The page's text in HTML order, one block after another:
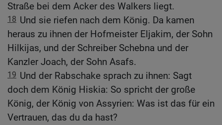
Straße bei dem Acker des Walkers liegt.
18 Und sie riefen nach dem König. Da kamen
heraus zu ihnen der Hofmeister Eljakim, der Sohn
Hilkijas, und der Schreiber Schebna und der
Kanzler Joach, der Sohn Asafs.
19 Und der Rabschake sprach zu ihnen: Sagt
doch dem König Hiskia: So spricht der große
König, der König von Assyrien: Was ist das für ein
Vertrauen, das du da hast?